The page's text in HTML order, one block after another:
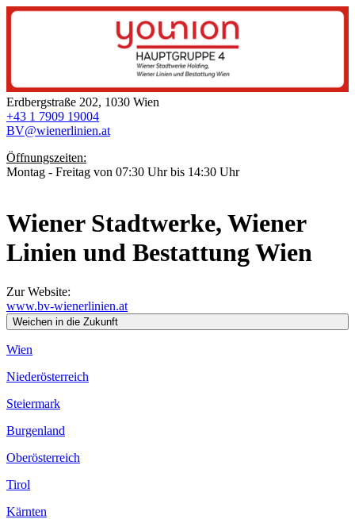
Erdbergstraße 202, 1030 Wien
+43 1 7909 19004
BV@wienerlinien.at
Öffnungszeiten:
Montag - Freitag von 07:30 Uhr bis 14:30 Uhr
Wiener Stadtwerke, Wiener
Linien und Bestattung Wien
Zur Website:
www.bv-wienerlinien.at
Weichen in die Zukunft
Wien
Niederösterreich
Steiermark
Burgenland
Oberösterreich
Tirol
Kärnten